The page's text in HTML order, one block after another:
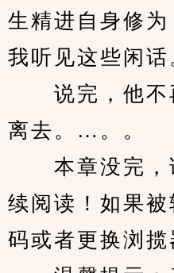
生精进自身修
我听见这些闲话
说完，他不
离去。…。。
本章没完，
续阅读！如果
码或者更换浏揽